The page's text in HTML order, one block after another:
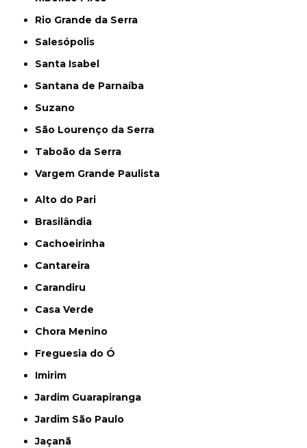
Rio Grande da Serra
Salesópolis
Santa Isabel
Santana de Parnaíba
Suzano
São Lourenço da Serra
Taboão da Serra
Vargem Grande Paulista
Alto do Pari
Brasilândia
Cachoeirinha
Cantareira
Carandiru
Casa Verde
Chora Menino
Freguesia do Ó
Imirim
Jardim Guarapiranga
Jardim São Paulo
Jaçanã